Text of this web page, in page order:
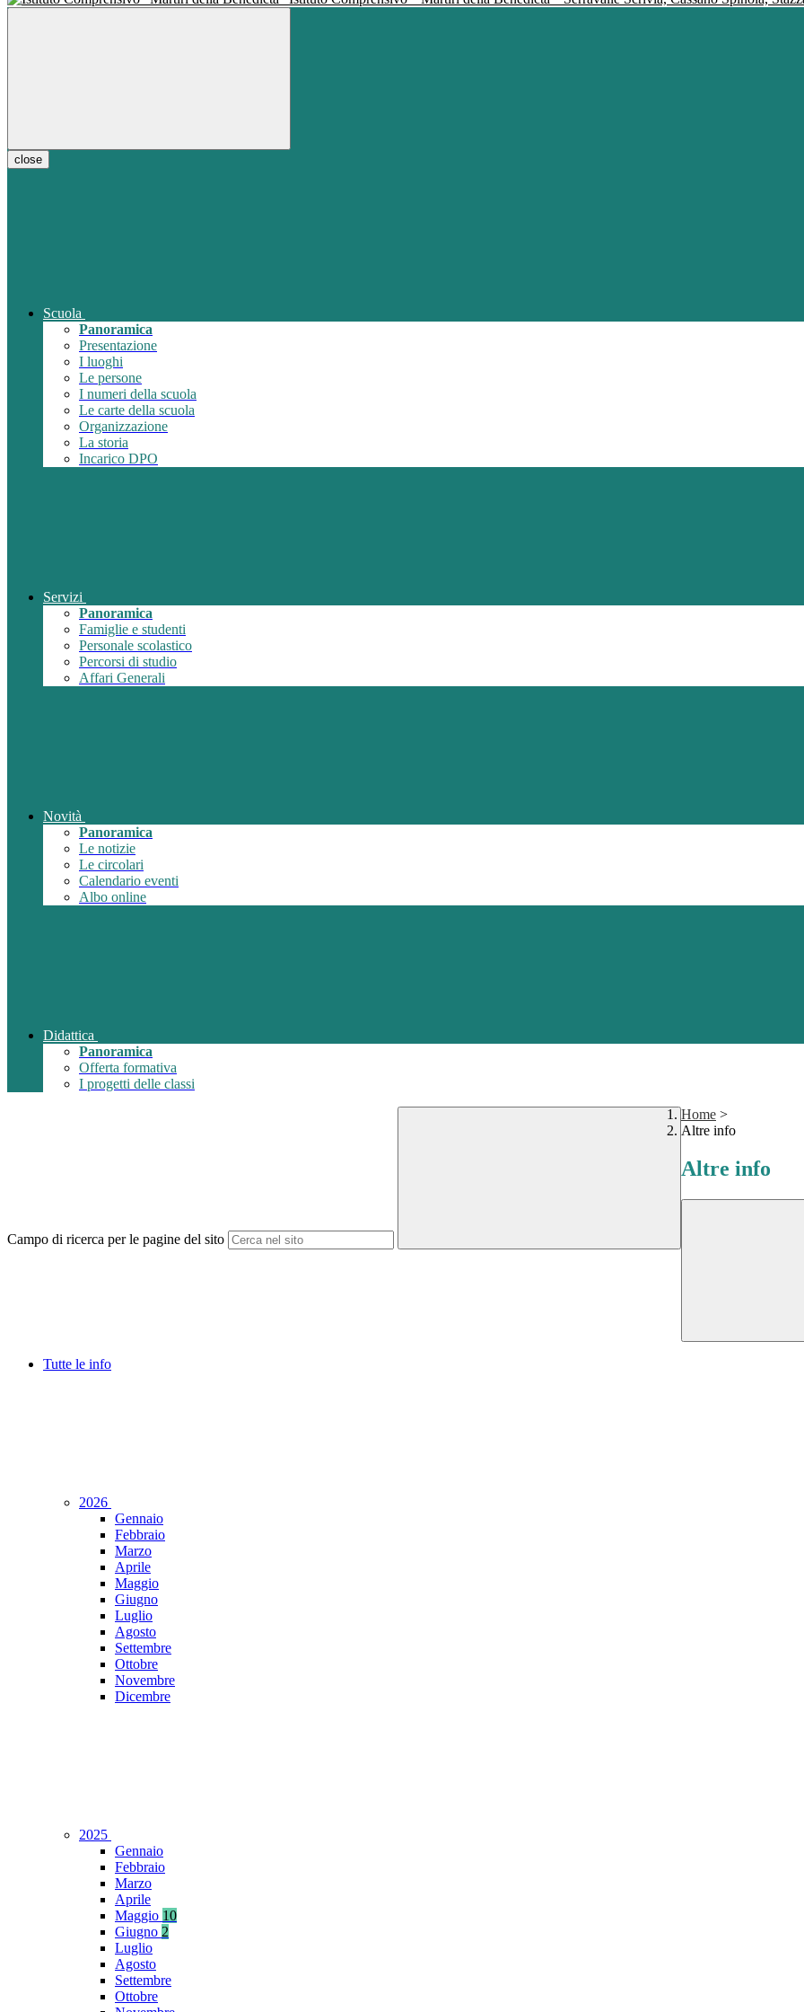
close
Scuola
Panoramica
Presentazione
I luoghi
Le persone
I numeri della scuola
Le carte della scuola
Organizzazione
La storia
Incarico DPO
Servizi
Panoramica
Famiglie e studenti
Personale scolastico
Percorsi di studio
Affari Generali
Novità
Panoramica
Le notizie
Le circolari
Calendario eventi
Albo online
Didattica
Panoramica
Offerta formativa
I progetti delle classi
Campo di ricerca per le pagine del sito
Home >
Altre info
Altre info
Tutte le info
2026
Gennaio
Febbraio
Marzo
Aprile
Maggio
Giugno
Luglio
Agosto
Settembre
Ottobre
Novembre
Dicembre
2025
Gennaio
Febbraio
Marzo
Aprile
Maggio 10
Giugno 2
Luglio
Agosto
Settembre
Ottobre